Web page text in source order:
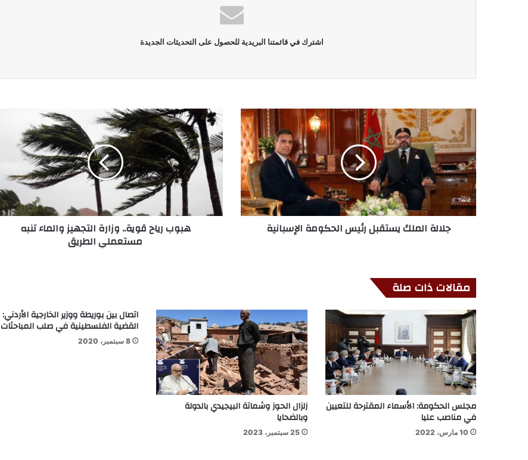
اشترك في قائمتنا البريدية للحصول على التحديثات الجديدة
جلالة الملك يستقبل رئيس الحكومة الإسبانية هبوب رياح قوية.. وزارة التجهيز والماء تنبه
مستعملي الطريق
مقالات ذات صلة
مجلس الحكومة: الأسماء المقترحة للتعيين
في مناصب عليا
10 مارس، 2022
زلزال الحوز وشماتة البيجيدي بالدولة
وبالضحايا
25 سبتمبر، 2023
اتصال بين بوريطة ووزير الخارجية الأردني:
القضية الفلسطينية في صلب المباحثات
8 سبتمبر، 2020